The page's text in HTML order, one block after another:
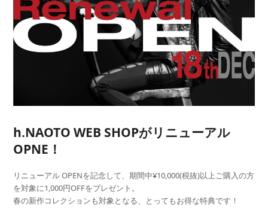
h.NAOTO WEB SHOPがリニューアル
OPNE！
リニューアル OPENを記念して、期間中¥10,000(税抜)以上ご購入の方
を対象に1,000円OFFをプレゼント。
春の新作コレクションも対象となる、とってもお得な特典です！